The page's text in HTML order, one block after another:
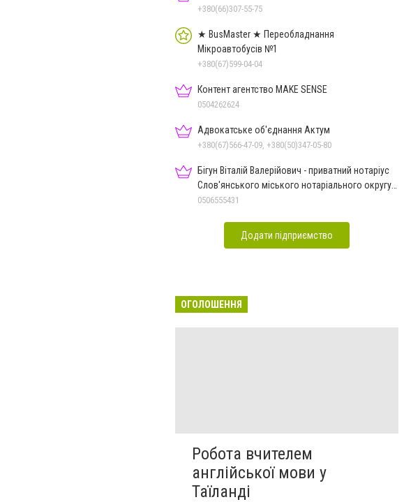
+380(66)307-55-75
★ BusMaster ★ Переобладнання
Мікроавтобусів №1
+380(67)599-04-04
Контент агентство MAKE SENSE
0504262624
Адвокатське об'єднання Актум
+380(67)566-47-09, +380(50)347-05-80
Бігун Віталій Валерійович - приватний нотаріус
Слов'янського міського нотаріального округу
Дон.обл.
0506555431
Додати підприємство
ОГОЛОШЕННЯ
Робота вчителем
англійської мови у
Таїланді